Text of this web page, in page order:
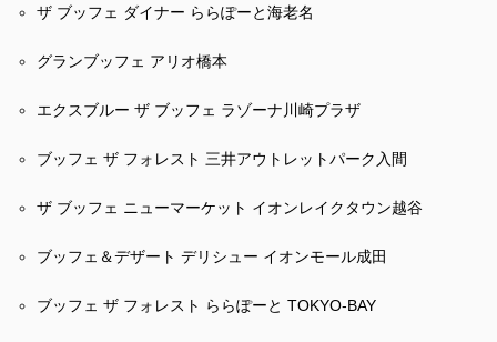
ザ ブッフェ ダイナー ららぽーと海老名
グランブッフェ アリオ橋本
エクスブルー ザ ブッフェ ラゾーナ川崎プラザ
ブッフェ ザ フォレスト 三井アウトレットパーク入間
ザ ブッフェ ニューマーケット イオンレイクタウン越谷
ブッフェ＆デザート デリシュー イオンモール成田
ブッフェ ザ フォレスト ららぽーと TOKYO-BAY